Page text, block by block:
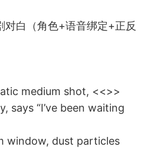
对白（角色+语音绑定+正反
medium shot, <<>>
says “I’ve been waiting
window, dust particles